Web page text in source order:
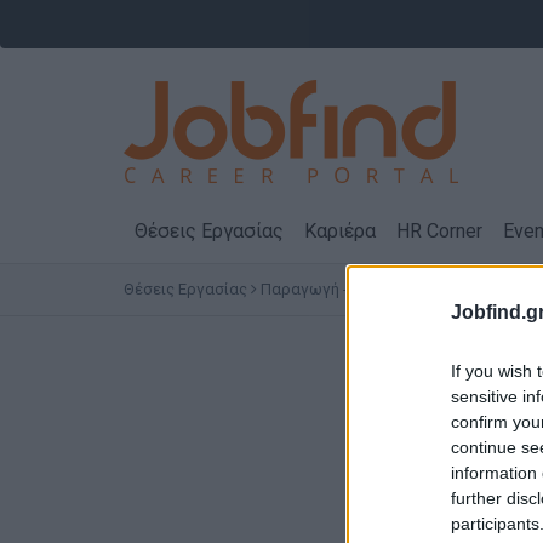
If you wish
sensitive
confirm
continue
information
further
Θέσεις Εργασίας Καριέρα HR Corner
Θέσεις Εργασίας Παραγωγή - Εργάτες - Τεχνίτες